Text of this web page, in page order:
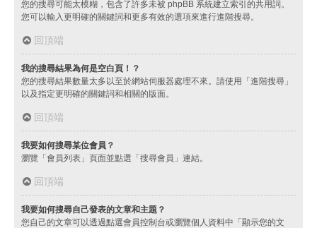
您的搜尋可能太模糊，包含了許多未被 phpBB 系統建立索引的共用詞。
您可以輸入更明確的關鍵詞和更多有效的選項來進行進階搜尋。
回頂端
我的搜尋結果為何是空白頁！？
您的搜尋結果數量太多以至於網站伺服器處理不來。請使用「進階搜尋」
以及指定更明確的關鍵詞和相關的版面。
回頂端
我要如何搜尋某位會員？
瀏覽「會員列表」頁面並點選「搜尋會員」連結。
回頂端
我要如何搜尋自己發表的文章和主題？
您自己的文章可以透過點選會員控制台或瀏覽個人資料中「顯示您的文